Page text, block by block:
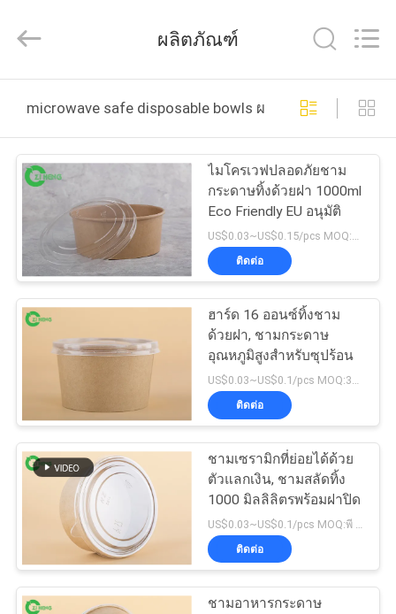
บ้าน
สินค้า
เกี่ยว
กับ
เรา
โรงงาน
ควบคุม
คุณภาพ
ติดต่อ
Environmental
Protection
Ltd..
Reserved.
ผลิตภัณฑ์
microwave safe disposable bowls ผลิตออนไลน์
ไมโครเวฟปลอดภัยชาม
กระดาษทิ้งด้วยฝา 1000ml
Eco Friendly EU อนุมัติ
US$0.03~US$0.15/pcs MOQ:พี 3000
ติดต่อ
ฮาร์ด 16 ออนซ์ทิ้งชาม
ด้วยฝา, ชามกระดาษ
อุณหภูมิสูงสำหรับซุปร้อน
ติดต่อ
ชามเซรามิกที่ย่อยได้ด้วย
ตัวแลกเงิน, ชามสลัดทิ้ง
1000 มิลลิลิตรพร้อมฝาปิด
ติดต่อ
ชามอาหารกระดาษ